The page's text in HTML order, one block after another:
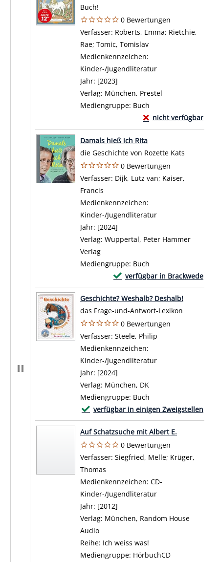
Buch!
0 Bewertungen
Verfasser: Roberts, Emma; Rietchie,
Rae; Tomic, Tomislav
Medienkennzeichen:
Kinder-/Jugendliteratur
Jahr: [2023]
Verlag: München, Prestel
Mediengruppe: Buch
nicht verfügbar
Exemplar-Details
Zum Download von
Damals hieß ich Rita
die Geschichte von Rozette Kats
0 Bewertungen
Verfasser: Dijk, Lutz van; Kaiser,
Francis
Medienkennzeichen:
Kinder-/Jugendliteratur
Jahr: [2024]
Verlag: Wuppertal, Peter Hammer
Verlag
Mediengruppe: Buch
verfügbar in Brackwede
Exemplar-Details von Damals
Zum Download von externem
Geschichte? Weshalb? Deshalb!
das Frage-und-Antwort-Lexikon
0 Bewertungen
Verfasser: Steele, Philip
Medienkennzeichen:
Kinder-/Jugendliteratur
Jahr: [2024]
Verlag: München, DK
Mediengruppe: Buch
verfügbar in einigen Zweigstellen
Exemplar-Details von Geschichte?
Zum Download von externem Anbieter
Auf Schatzsuche mit Albert E.
0 Bewertungen
Verfasser: Siegfried, Melle; Krüger,
Thomas
Medienkennzeichen: CD-
Kinder-/Jugendliteratur
Jahr: [2012]
Verlag: München, Random House
Audio
Reihe: Ich weiss was!
Mediengruppe: HörbuchCD